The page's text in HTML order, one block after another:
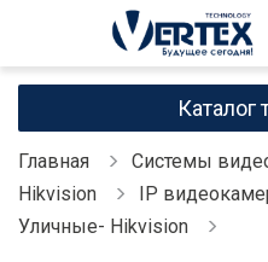
Каталог
Главная
Системы
Hikvision
IP
Уличные- Hikvision